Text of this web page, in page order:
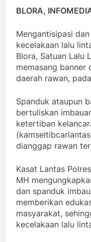
BLORA,
Mengantisipasi
kecelakaan lalu
Blora, Satuan Lalu
memasang banner
daerah rawan,
Spanduk ataupun
bertuliskan
ketertiban
dianggap rawan
Kasat Lantas
MH
dan spanduk
memberikan
masyarakat,
kecelakaan lalu